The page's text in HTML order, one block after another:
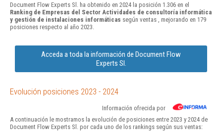
Document Flow Experts Sl. ha obtenido en 2024 la posición 1.306 en el
Ranking de Empresas del Sector Actividades de consultoría informática
y gestión de instalaciones informáticas según ventas , mejorando en 179
posiciones respecto al año 2023.
Acceda a toda la información de Document Flow
Experts Sl.
Evolución posiciones 2023 - 2024
Información ofrecida por
A continuación le mostramos la evolución de posiciones entre 2023 y 2024 de
Document Flow Experts Sl. por cada uno de los rankings según sus ventas: